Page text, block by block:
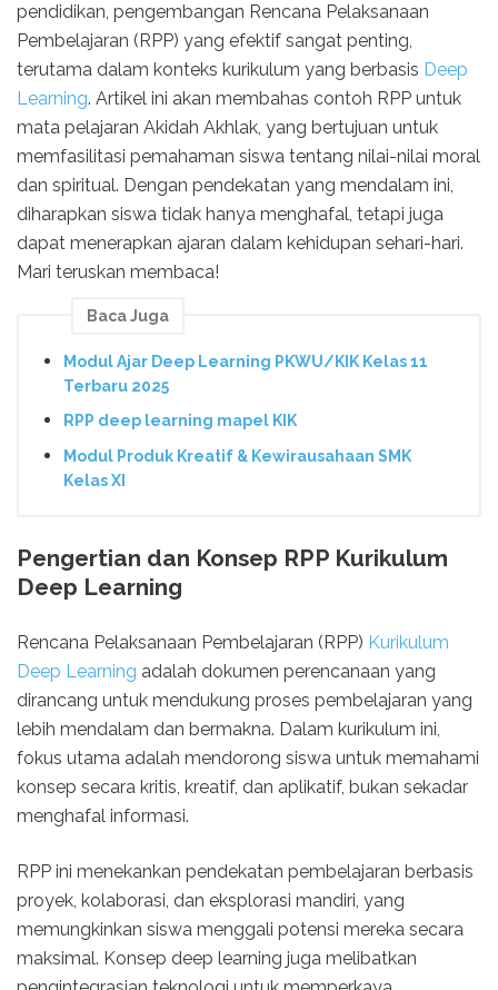
pendidikan, pengembangan Rencana Pelaksanaan
Pembelajaran (RPP) yang efektif sangat penting,
terutama dalam konteks kurikulum yang berbasis Deep
Learning. Artikel ini akan membahas contoh RPP untuk
mata pelajaran Akidah Akhlak, yang bertujuan untuk
memfasilitasi pemahaman siswa tentang nilai-nilai moral
dan spiritual. Dengan pendekatan yang mendalam ini,
diharapkan siswa tidak hanya menghafal, tetapi juga
dapat menerapkan ajaran dalam kehidupan sehari-hari.
Mari teruskan membaca!
Baca Juga
Modul Ajar Deep Learning PKWU/KIK Kelas 11
Terbaru 2025
RPP deep learning mapel KIK
Modul Produk Kreatif & Kewirausahaan SMK
Kelas XI
Pengertian dan Konsep RPP Kurikulum
Deep Learning
Rencana Pelaksanaan Pembelajaran (RPP) Kurikulum
Deep Learning adalah dokumen perencanaan yang
dirancang untuk mendukung proses pembelajaran yang
lebih mendalam dan bermakna. Dalam kurikulum ini,
fokus utama adalah mendorong siswa untuk memahami
konsep secara kritis, kreatif, dan aplikatif, bukan sekadar
menghafal informasi.
RPP ini menekankan pendekatan pembelajaran berbasis
proyek, kolaborasi, dan eksplorasi mandiri, yang
memungkinkan siswa menggali potensi mereka secara
maksimal. Konsep deep learning juga melibatkan